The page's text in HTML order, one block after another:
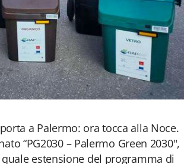
a Palermo: ora tocca alla Noce.
“PG2030 – Palermo Green 2030",
estensione del programma di